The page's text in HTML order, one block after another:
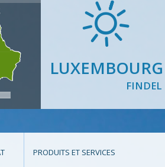
LUXEMBOURG
FINDEL
PRODUITS ET SERVICES